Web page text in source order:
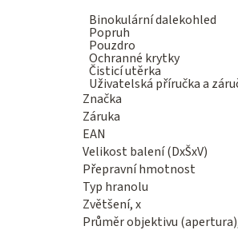
Binokulární dalekohled
Popruh
Pouzdro
Ochranné krytky
Čisticí utěrka
Uživatelská příručka a
Značka
Záruka
EAN
Velikost balení (DxŠxV)
Přepravní hmotnost
Typ hranolu
Zvětšení, x
Průměr objektivu